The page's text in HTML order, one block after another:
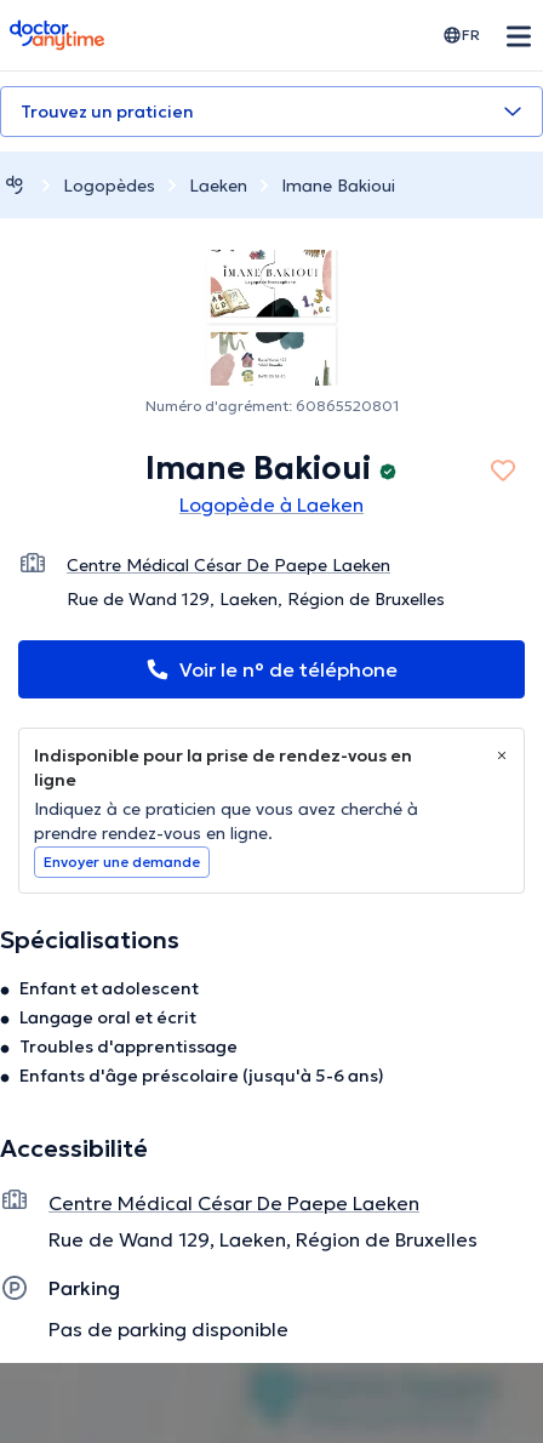
doctoranytime FR
Trouvez un praticien
Logopèdes Laeken Imane Bakioui
Numéro d'agrément: 60865520801
Imane Bakioui
Logopède à Laeken
Centre Médical César De Paepe Laeken
Rue de Wand 129, Laeken, Région de Bruxelles
Voir le n° de téléphone
Indisponible pour la prise de rendez-vous en
ligne
Indiquez à ce praticien que vous avez cherché à
prendre rendez-vous en ligne.
Envoyer une demande
Spécialisations
Enfant et adolescent
Langage oral et écrit
Troubles d'apprentissage
Enfants d'âge préscolaire (jusqu'à 5-6 ans)
Accessibilité
Centre Médical César De Paepe Laeken
Rue de Wand 129, Laeken, Région de Bruxelles
Parking
Pas de parking disponible